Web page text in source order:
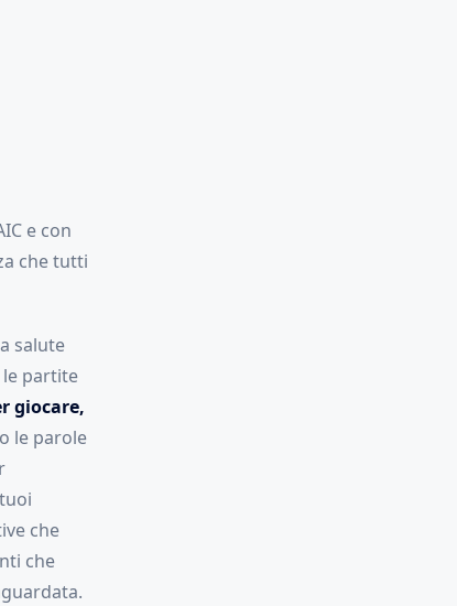
e con
che tutti
salute
le partite
giocare,
le parole
che
che